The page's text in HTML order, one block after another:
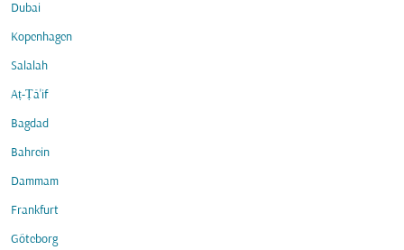
Dubai
Kopenhagen
Salalah
Aṭ-Ṭā'if
Bagdad
Bahrein
Dammam
Frankfurt
Göteborg